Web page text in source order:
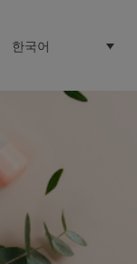
한국어